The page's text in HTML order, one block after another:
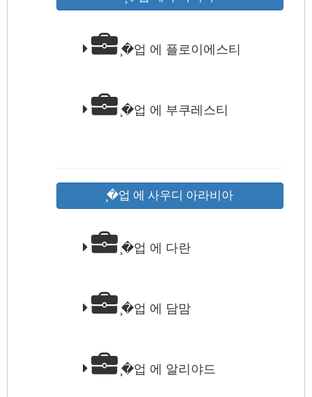
̧�업 에 플로이에스티
̧�업 에 부쿠레스티
̧�업 에 사우디 아라비아
̧�업 에 다란
̧�업 에 담맘
̧�업 에 알리야드